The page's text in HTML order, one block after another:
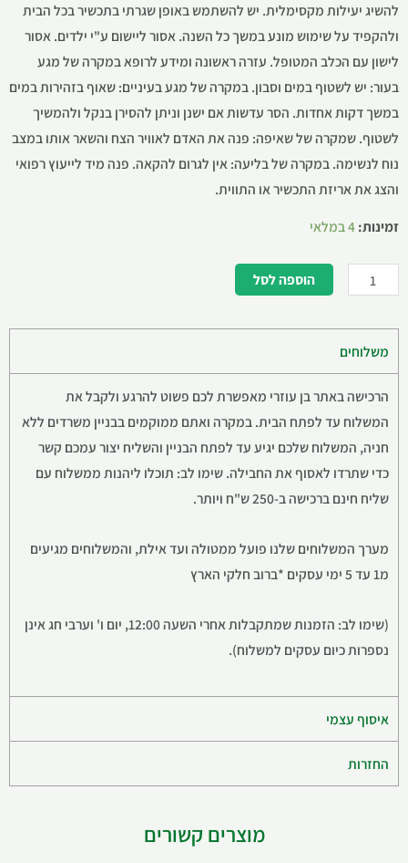
להשיג יעילות מקסימלית. יש להשתמש באופן שגרתי בתכשיר בכל הבית
ולהקפיד על שימוש מונע במשך כל השנה. אסור ליישום ע"י ילדים. אסור
לישון עם הכלב המטופל. עזרה ראשונה ומידע לרופא במקרה של מגע
בעור: יש לשטוף במים וסבון. במקרה של מגע בעיניים: שאוף בזהירות במים
במשך דקות אחדות. הסר עדשות אם ישנן וניתן להסירן בנקל ולהמשיך
לשטוף. שמקרה של שאיפה: פנה את האדם לאוויר הצח והשאר אותו במצב
נוח לנשימה. במקרה של בליעה: אין לגרום להקאה. פנה מיד לייעוץ רפואי
והצג את אריזת התכשיר או התווית.
זמינות: 4 במלאי
הוספה לסל
משלוחים
הרכישה באתר בן עוזרי מאפשרת לכם פשוט להרגע ולקבל את
המשלוח עד לפתח הבית. במקרה ואתם ממוקמים בבניין משרדים ללא
חניה, המשלוח שלכם יגיע עד לפתח הבניין והשליח יצור עמכם קשר
כדי שתרדו לאסוף את החבילה. שימו לב: תוכלו ליהנות ממשלוח עם
שליח חינם ברכישה ב-250 ש"ח ויותר.
מערך המשלוחים שלנו פועל ממטולה ועד אילת, והמשלוחים מגיעים
מ1 עד 5 ימי עסקים *ברוב חלקי הארץ
(שימו לב: הזמנות שמתקבלות אחרי השעה 12:00, יום ו' וערבי חג אינן
נספרות כיום עסקים למשלוח).
איסוף עצמי
החזרות
מוצרים קשורים